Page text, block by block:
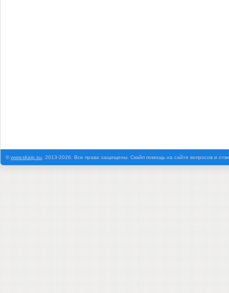
©www.skaip.su , 2013-2026. Все права защищены. Скайп помощь на сайте вопросов и